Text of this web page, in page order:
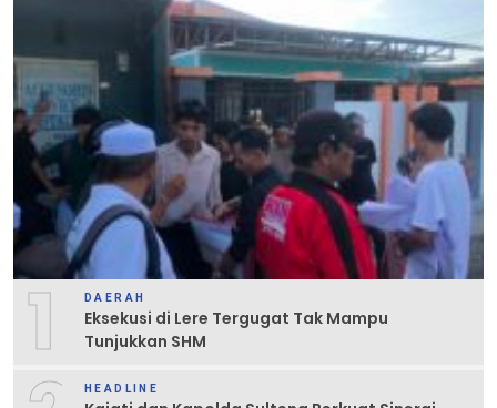
1 DAERAH
Eksekusi di Lere Tergugat Tak Mampu
Tunjukkan SHM
HEADLINE